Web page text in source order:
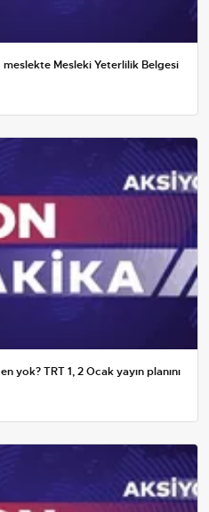
meslekte Mesleki Yeterlilik Belgesi
yok? TRT 1, 2 Ocak yayın planını